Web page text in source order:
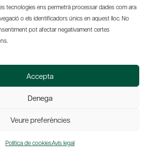
tecnologies ens permetrà processar dades com ara
o els identificadors únics en aquest lloc. No
pot afectar negativament certes
Accepta
Denega
Veure preferències
Política de cookiesAvís legal
Suscripció Newsletter
Barcelonesa d'Amics del País
Web by Ideamatic